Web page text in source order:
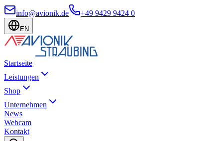
info@avionik.de +49 9429 9424 0
EN
Startseite
Leistungen
Shop
Unternehmen
News
Webcam
Kontakt